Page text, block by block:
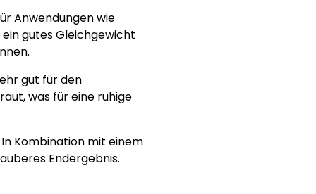
Anwendungen wie
gutes Gleichgewicht
gut für den
was für eine ruhige
Kombination mit einem
Endergebnis.